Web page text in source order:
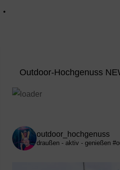
Outdoor-Hochgenuss
outdoor_hochgenuss
draußen - aktiv - genießen